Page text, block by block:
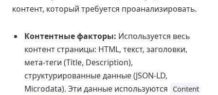
контент, который требуется проанализировать.
Контентные факторы: Используется весь
контент страницы: HTML, текст, заголовки,
мета-теги (Title, Description),
структурированные данные (JSON-LD,
Microdata). Эти данные используются Content